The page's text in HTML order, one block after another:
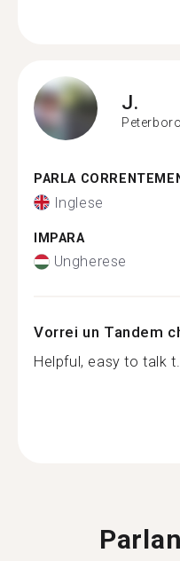
J.
PARLA
Inglese
IMPARA
Ungherese
Vorrei un Tandem
Helpful, easy to talk